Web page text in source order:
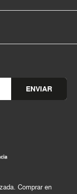
ENVIAR
Comprar en